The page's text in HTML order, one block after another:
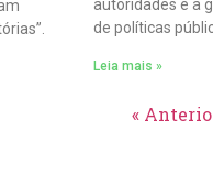
autoridades e a
de políticas
Leia mais »
«